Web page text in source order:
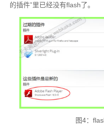
的插件”里已经没有flash了。
图4：